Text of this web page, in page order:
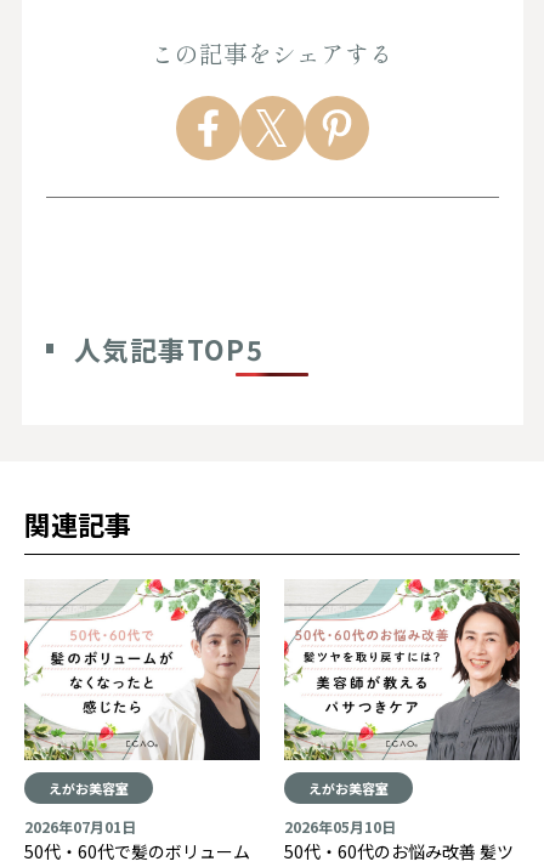
この記事をシェアする
人気記事TOP5
関連記事
えがお美容室
2026年07月01日
50代・60代で髪のボリューム
えがお美容室
2026年05月10日
50代・60代のお悩み改善 髪ツ